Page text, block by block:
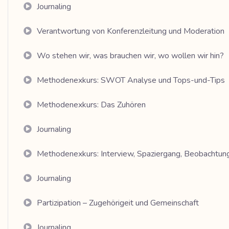
Journaling
Verantwortung von Konferenzleitung und Moderation
Wo stehen wir, was brauchen wir, wo wollen wir hin?
Methodenexkurs: SWOT Analyse und Tops-und-Tips
Methodenexkurs: Das Zuhören
Journaling
Methodenexkurs: Interview, Spaziergang,
Journaling
Partizipation – Zugehörigeit und Gemeinschaft